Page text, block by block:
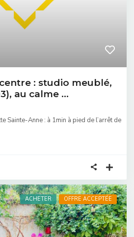
: studio meublé,
au calme ...
Sainte-Anne : à 1min à pied de l’arrêt de
ACHETER OFFRE ACCEPTÉE